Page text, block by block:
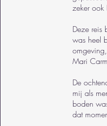
zeker ook
Deze reis
was heel
Mari
De
mij als
boden
dat